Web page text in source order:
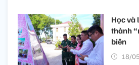
Học và
thành
biên
18/